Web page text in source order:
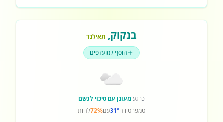
בנקוק, תאילנד
הוסף למועדפים
כרגעמעונן עם סיכוי לגשם
טמפרטורה31°עם72%לחות